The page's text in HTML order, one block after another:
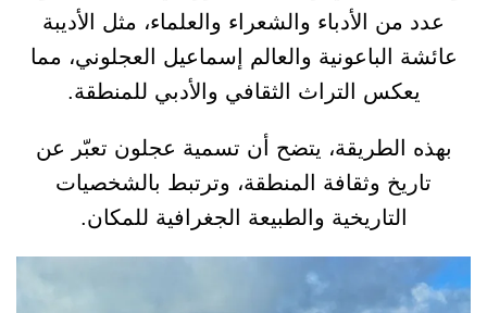
عدد من الأدباء والشعراء والعلماء، مثل الأديبة
عائشة الباعونية والعالم إسماعيل العجلوني، مما
يعكس التراث الثقافي والأدبي للمنطقة.
بهذه الطريقة، يتضح أن تسمية عجلون تعبّر عن
تاريخ وثقافة المنطقة، وترتبط بالشخصيات
التاريخية والطبيعة الجغرافية للمكان.